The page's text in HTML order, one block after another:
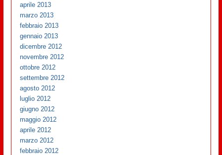
aprile 2013
marzo 2013
febbraio 2013
gennaio 2013
dicembre 2012
novembre 2012
ottobre 2012
settembre 2012
agosto 2012
luglio 2012
giugno 2012
maggio 2012
aprile 2012
marzo 2012
febbraio 2012